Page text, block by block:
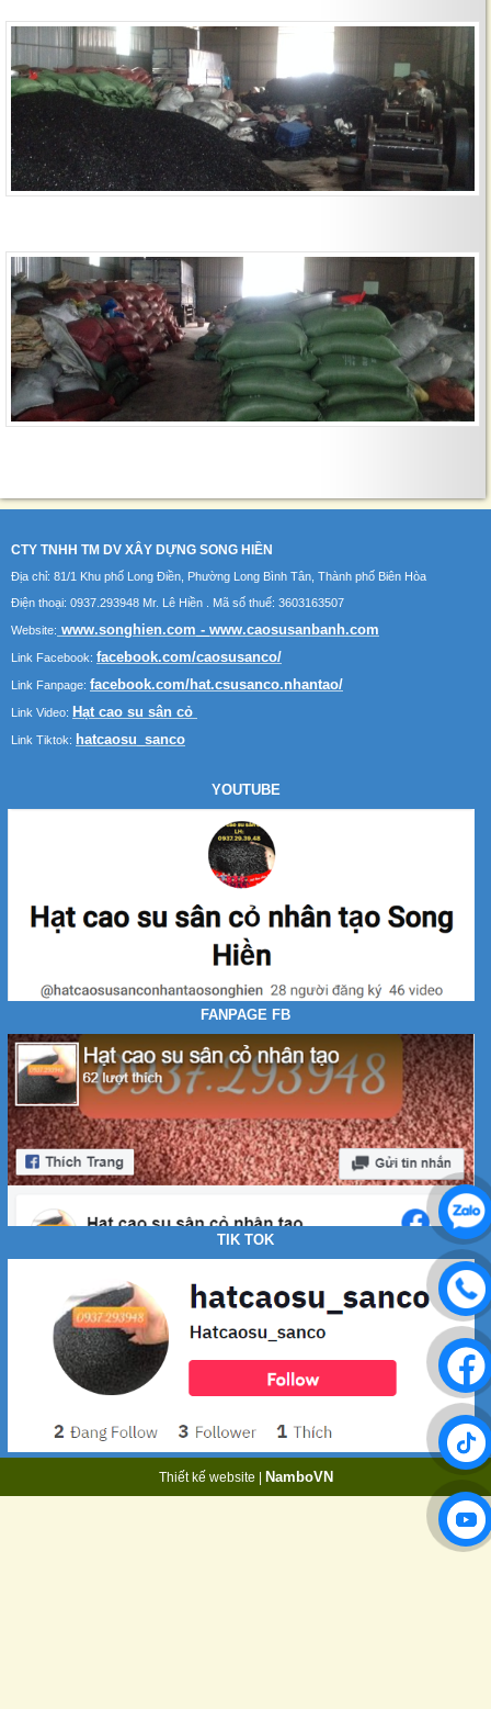
hạt cao su màu tổng hợp
sản lượng mỗi ngày
CTY TNHH TM DV XÂY DỰNG SONG HIỀN
Địa chỉ: 81/1 Khu phố Long Điền, Phường Long Bình Tân, Thành phố Biên Hòa
Điện thoại: 0937.293948 Mr. Lê Hiền . Mã số thuế: 3603163507
Website: www.songhien.com - www.caosusanbanh.com
Link Facebook: facebook.com/caosusanco/
Link Fanpage: facebook.com/hat.csusanco.nhantao/
Link Video: Hạt cao su sân cỏ
Link Tiktok: hatcaosu_sanco
YOUTUBE
FANPAGE FB
TIK TOK
Thiết kế website | NamboVN